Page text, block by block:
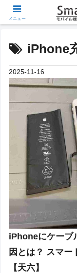
iPhone
2025-11-16
iPhoneにケーブ
因とは？ スマー
【天六】
メニュー